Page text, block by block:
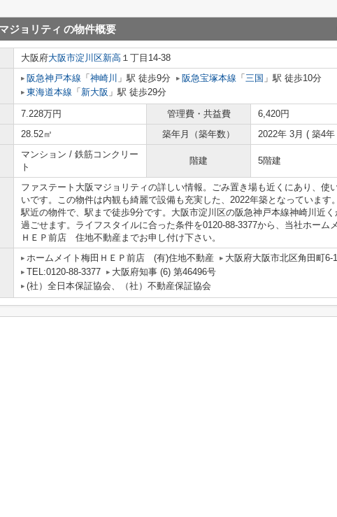
ジョリティ の物件概要
大阪府大阪市淀川区新高 １丁目14-38
阪急神戸本線 「 神崎川 」駅 徒歩9分 阪急宝塚本線 「 三国 」駅 徒歩10分
東海道本線 「 新大阪 」駅 徒歩29分
7.228万円 管理費・共益費
6,420円
28.52㎡ 築年月（築年数） 2022年 3月 ( 築4年
マンション / 鉄筋コンクリー
ト
階建 5階建
ファステート大阪マジョリティの詳しい情報。ごみ置き場も近くにあり、使
いです。この物件は内観も綺麗で設備も充実した、2022年築となっています
駅近の物件で、駅まで徒歩9分です。大阪市淀川区の阪急神戸本線神崎川近く
過ごせます。ライフスタイルに合った条件を0120-88-3377から、当社ホーム
ＨＥＰ前店 住地不動産までお申し付け下さい。
ホームメイト梅田ＨＥＰ前店 (有)住地不動産
大阪府大阪市北区角田町6-
TEL:0120-88-3377
大阪府知事 (6) 第46496号
(社）全日本保証協会、（社）不動産保証協会